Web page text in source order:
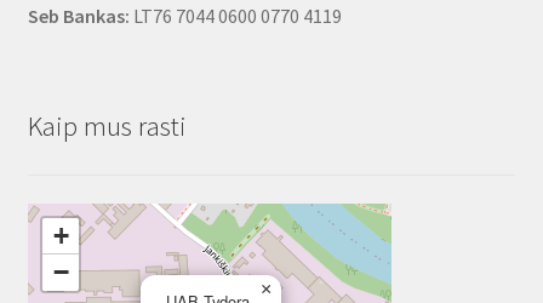
Seb Bankas: LT76 7044 0600 0770 4119
Kaip mus rasti
×
+
−